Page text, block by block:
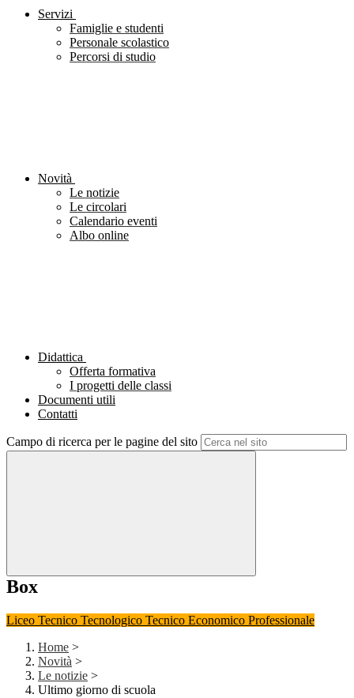
Servizi
Famiglie e studenti
Personale scolastico
Percorsi di studio
Novità
Le notizie
Le circolari
Calendario eventi
Albo online
Didattica
Offerta formativa
I progetti delle classi
Documenti utili
Contatti
Campo di ricerca per le pagine del sito
Box
Liceo Tecnico Tecnologico Tecnico Economico Professionale
Home >
Novità >
Le notizie >
Ultimo giorno di scuola